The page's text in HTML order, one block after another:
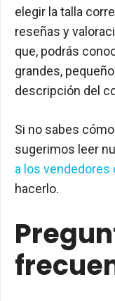
elegir la talla
reseñas y
que, podrás
grandes,
descripción del
Si no sabes
sugerimos leer
a los vendedores
hacerlo.